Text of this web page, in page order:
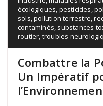
écologiques pesticides ,
sols ,pollution terrestre ,
contaminés substances
routier troubles
Combattre la
Un Impératif